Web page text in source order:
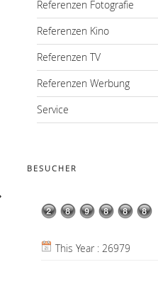
Referenzen Fotografie
Referenzen Kino
Referenzen TV
Referenzen Werbung
Service
BESUCHER
This Year : 26979